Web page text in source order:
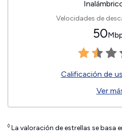
Velocidades de
50
Calificación de
Ver
◊ La valoración de estrellas se basa